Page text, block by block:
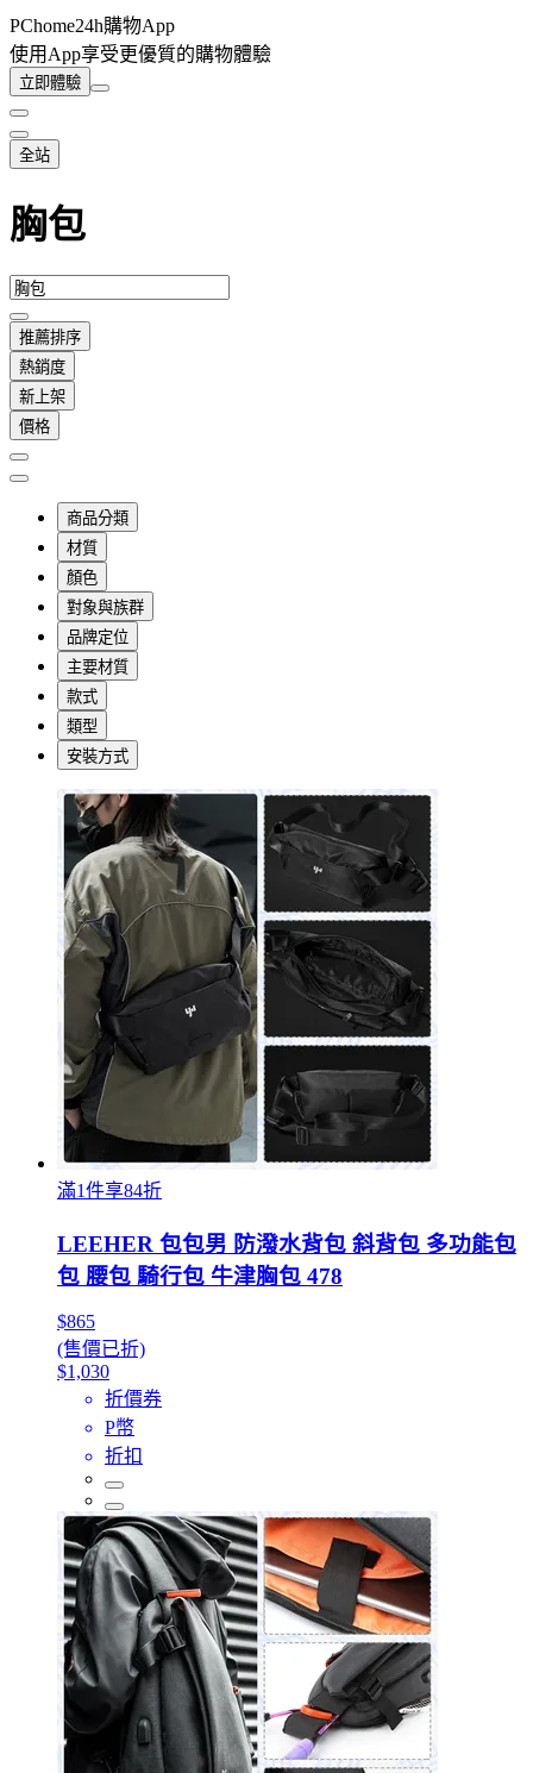
PChome24h購物App
使用App享受更優質的購物體驗
立即體驗
全站
胸包
推薦排序
熱銷度
新上架
價格
商品分類
材質
顏色
對象與族群
品牌定位
主要材質
款式
類型
安裝方式
滿1件享84折
LEEHER 包包男 防潑水背包 斜背包 多功能包
包 腰包 騎行包 牛津胸包 478
$865
(售價已折)
$1,030
折價券
P幣
折扣